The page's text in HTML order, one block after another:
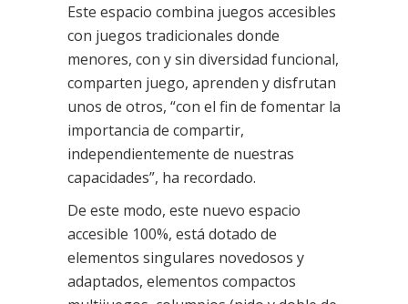
Este espacio combina juegos accesibles
con juegos tradicionales donde
menores, con y sin diversidad funcional,
comparten juego, aprenden y disfrutan
unos de otros, “con el fin de fomentar la
importancia de compartir,
independientemente de nuestras
capacidades”, ha recordado.
De este modo, este nuevo espacio
accesible 100%, está dotado de
elementos singulares novedosos y
adaptados, elementos compactos